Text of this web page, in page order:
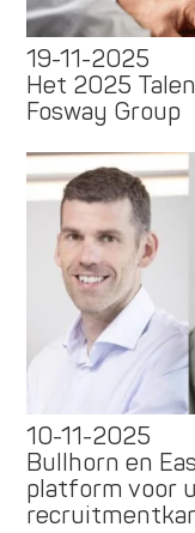
19-11-2025
Het 2025
Fosway Group
10-11-2025
Bullhorn en
platform voor